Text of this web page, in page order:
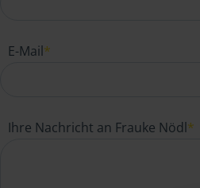
E-Mail*
Ihre Nachricht an Frauke Nödl*